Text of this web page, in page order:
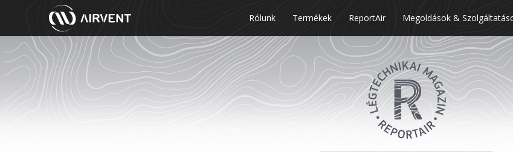
Rólunk Termékek ReportAir Megoldások &